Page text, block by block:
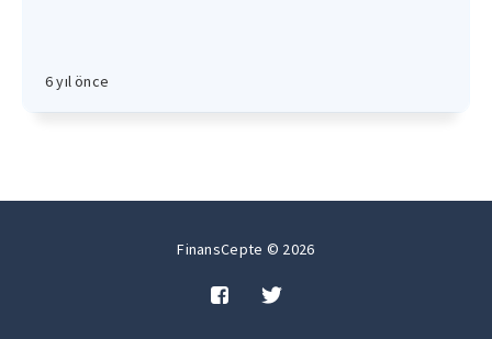
6 yıl önce
FinansCepte © 2026